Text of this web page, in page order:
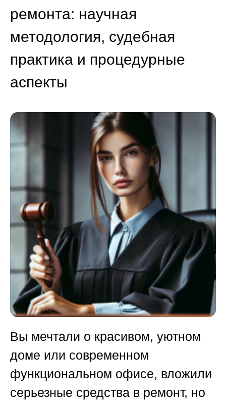
ремонта: научная
методология, судебная
практика и процедурные
аспекты
Вы мечтали о красивом, уютном
доме или современном
функциональном офисе, вложили
серьезные средства в ремонт, но